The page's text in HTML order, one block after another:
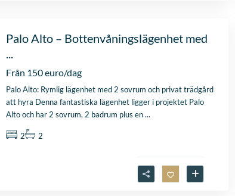
Palo Alto – Bottenvåningslägenhet med
...
Från 150 euro/dag
Palo Alto: Rymlig lägenhet med 2 sovrum och privat trädgård
att hyra Denna fantastiska lägenhet ligger i projektet Palo
Alto och har 2 sovrum, 2 badrum plus en...
2 2